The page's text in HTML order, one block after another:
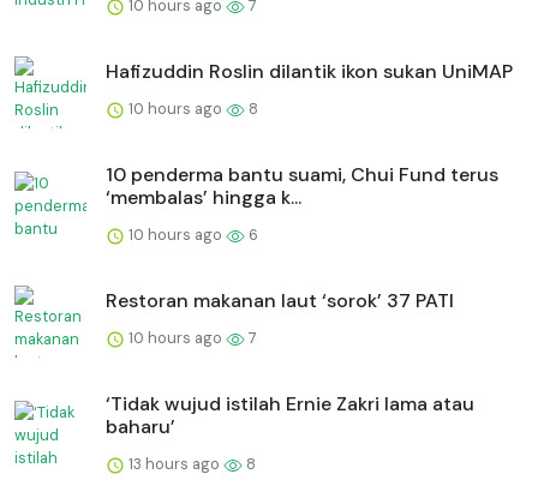
10 hours ago 7
Hafizuddin Roslin dilantik ikon sukan UniMAP
10 hours ago 8
10 penderma bantu suami, Chui Fund terus
‘membalas’ hingga k...
10 hours ago 6
Restoran makanan laut ‘sorok’ 37 PATI
10 hours ago 7
‘Tidak wujud istilah Ernie Zakri lama atau
baharu’
13 hours ago 8